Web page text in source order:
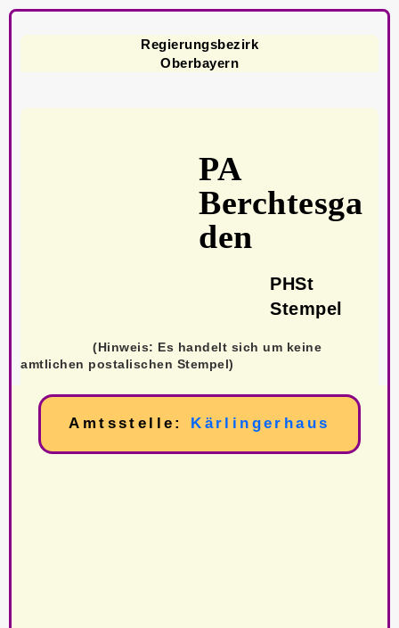
Regierungsbezirk
Oberbayern
PA
Berchtesga
den
PHSt
Stempel
(Hinweis: Es handelt sich um keine
amtlichen postalischen Stempel)
Amtsstelle: Kärlingerhaus